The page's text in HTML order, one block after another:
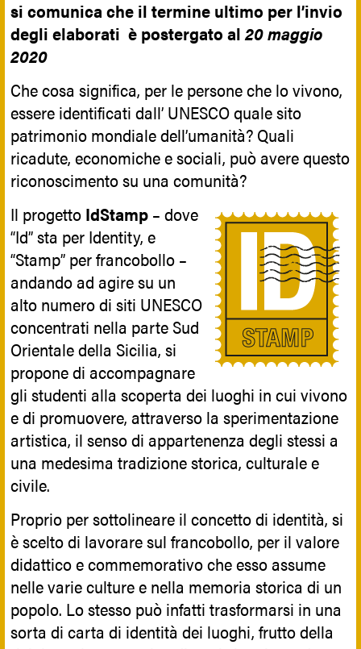
si comunica che il termine ultimo per l’invio
degli elaborati è postergato al 20 maggio
2020
Che cosa significa, per le persone che lo vivono,
essere identificati dall’ UNESCO quale sito
patrimonio mondiale dell’umanità? Quali
ricadute, economiche e sociali, può avere questo
riconoscimento su una comunità?
Il progetto IdStamp – dove
“Id” sta per Identity, e
“Stamp” per francobollo –
andando ad agire su un
alto numero di siti UNESCO
concentrati nella parte Sud
Orientale della Sicilia, si
propone di accompagnare
gli studenti alla scoperta dei luoghi in cui vivono
e di promuovere, attraverso la sperimentazione
artistica, il senso di appartenenza degli stessi a
una medesima tradizione storica, culturale e
civile.
Proprio per sottolineare il concetto di identità, si
è scelto di lavorare sul francobollo, per il valore
didattico e commemorativo che esso assume
nelle varie culture e nella memoria storica di un
popolo. Lo stesso può infatti trasformarsi in una
sorta di carta di identità dei luoghi, frutto della